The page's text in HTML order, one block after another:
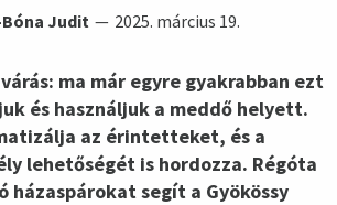
Judit 2025. március 19.
ma már egyre gyakrabban ezt
és használjuk a meddő helyett.
az érintetteket, és a
lehetőségét is hordozza. Régóta
házaspárokat segít a Gyökössy